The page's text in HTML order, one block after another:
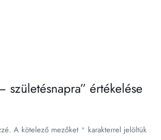
születésnapra” értékelése
A kötelező mezőket * karakterrel jelöltük